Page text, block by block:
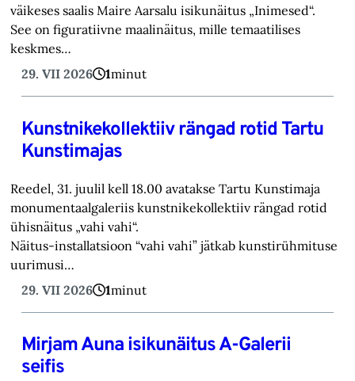
väikeses saalis Maire Aarsalu isikunäitus „Inimesed“.
See on figuratiivne maalinäitus, mille temaatilises
keskmes…
29. VII 2026
1minut
Kunstnikekollektiiv rängad rotid Tartu
Kunstimajas
Reedel, 31. juulil kell 18.00 avatakse Tartu Kunstimaja
monumentaalgaleriis kunstnikekollektiiv rängad rotid
ühisnäitus „vahi vahi“.
Näitus-installatsioon “vahi vahi” jätkab kunstirühmituse
uurimusi…
29. VII 2026
1minut
Mirjam Auna isikunäitus A-Galerii
seifis